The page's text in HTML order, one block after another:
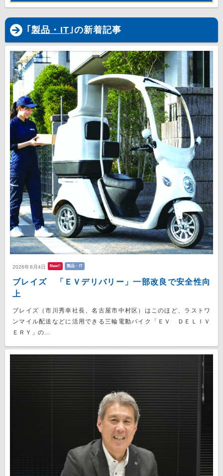
｢ 製品・IT｣の新着記事
2026年8月4日 New!! 製品・IT
ブレイズ 「ＥＶデリバリー」一部改良で安全性向
上
ブレイズ（市川秀幸社長、名古屋市中村区）はこのほど、ラストワ
ンマイル配送などに活用できる三輪電動バイク「ＥＶ ＤＥＬＩＶ
ＥＲＹ」の...